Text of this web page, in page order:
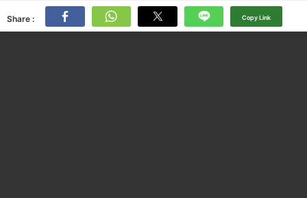
Share : Copy Link